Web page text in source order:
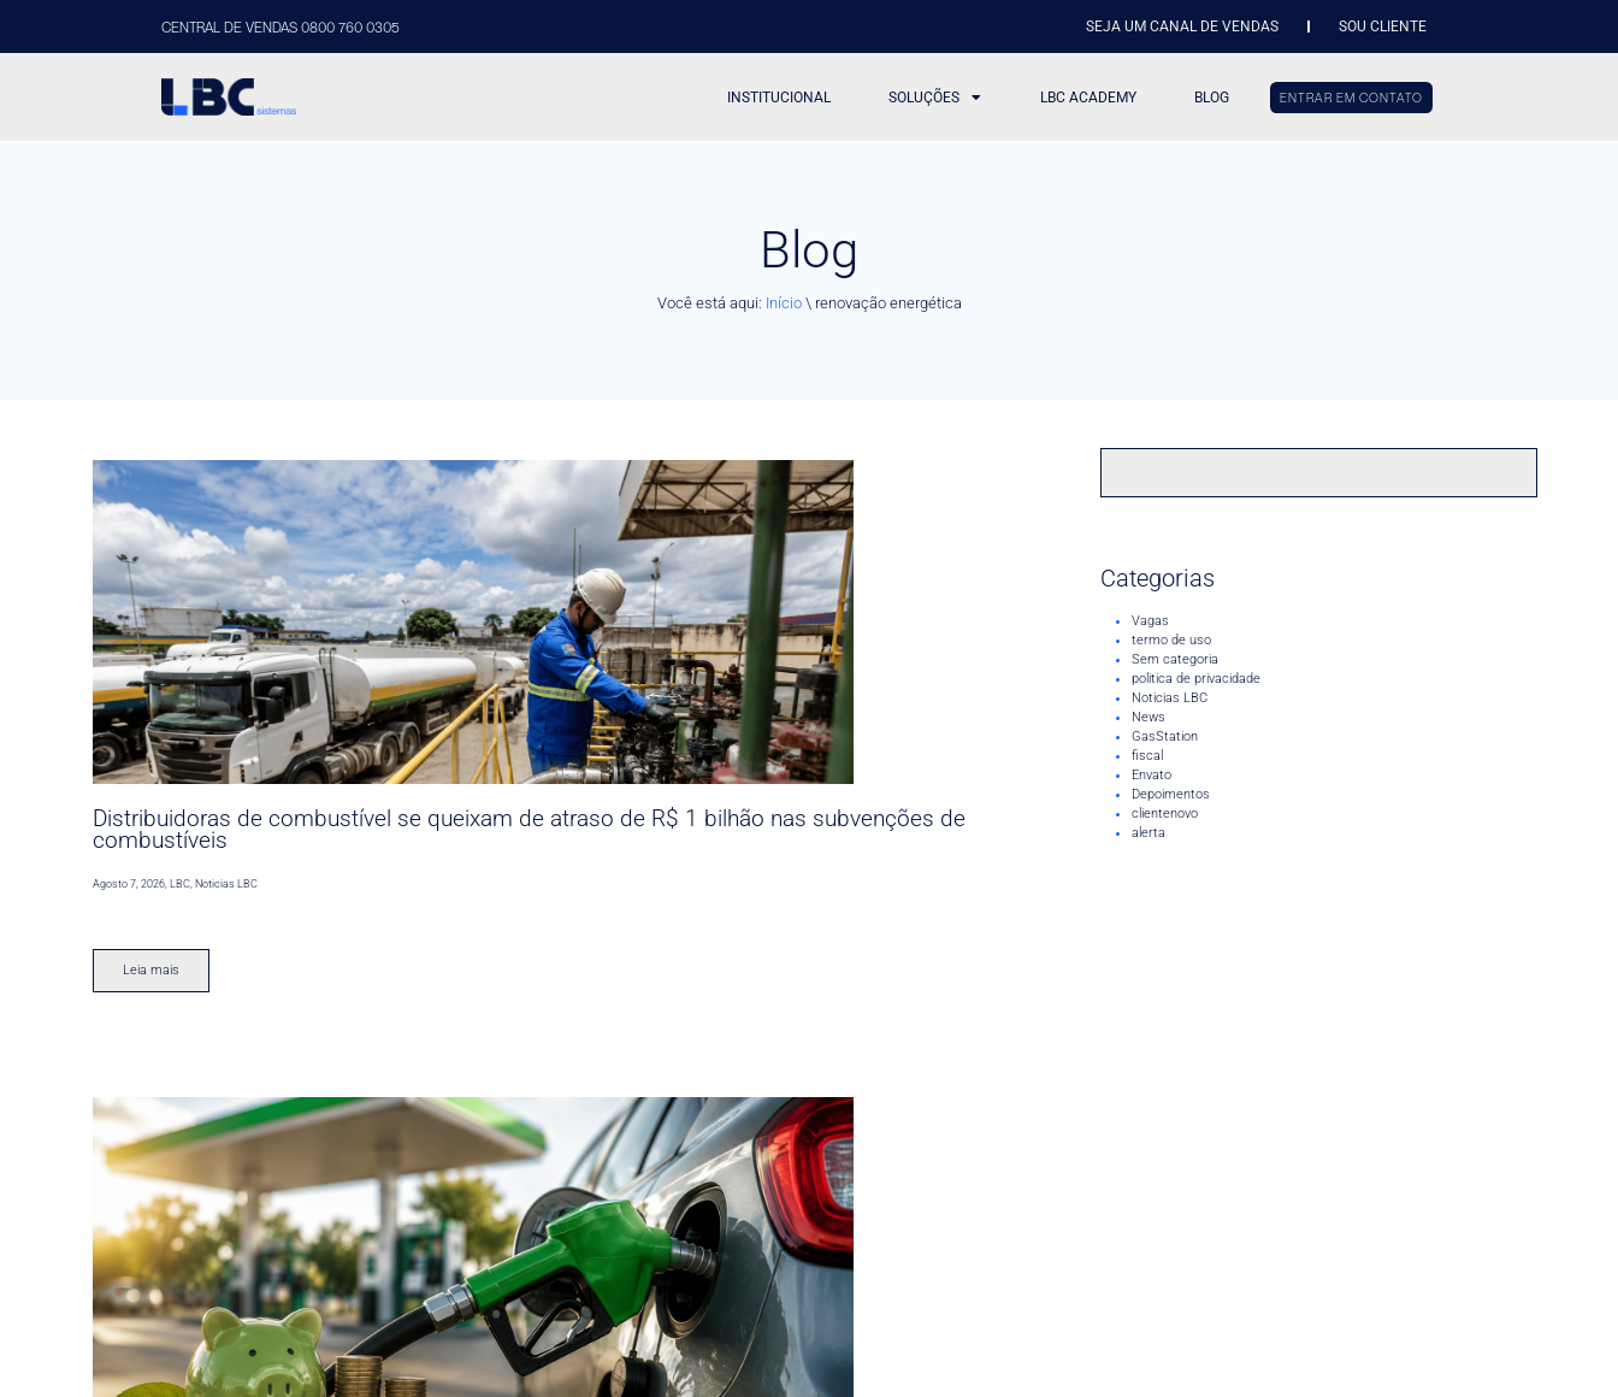
CENTRAL DE VENDAS 0800 760 0305 SEJA UM CANAL DE VENDAS SOU CLIENTE
INSTITUCIONAL SOLUÇÕES LBC ACADEMY BLOG ENTRAR EM CONTATO
Blog
Você está aqui: Início\ renovação energética
Distribuidoras de combustível se queixam de atraso de R$ 1 bilhão nas subvenções de
combustíveis
Agosto 7, 2026,LBC,Noticias LBC
Leia mais
Categorias
Vagas
termo de uso
Sem categoria
politica de privacidade
Noticias LBC
News
GasStation
fiscal
Envato
Depoimentos
clientenovo
alerta